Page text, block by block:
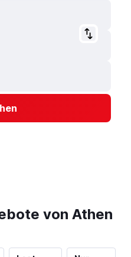
von Athen